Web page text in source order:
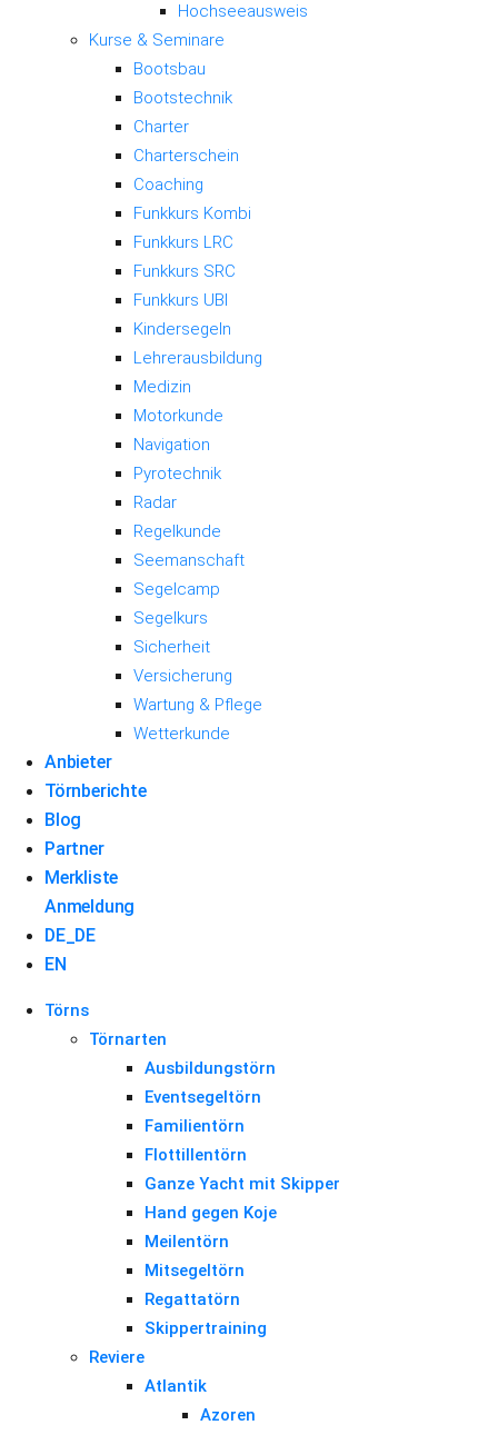
Hochseeausweis
Kurse & Seminare
Bootsbau
Bootstechnik
Charter
Charterschein
Coaching
Funkkurs Kombi
Funkkurs LRC
Funkkurs SRC
Funkkurs UBI
Kindersegeln
Lehrerausbildung
Medizin
Motorkunde
Navigation
Pyrotechnik
Radar
Regelkunde
Seemanschaft
Segelcamp
Segelkurs
Sicherheit
Versicherung
Wartung & Pflege
Wetterkunde
Anbieter
Törnberichte
Blog
Partner
Merkliste
Anmeldung
DE_DE
EN
Törns
Törnarten
Ausbildungstörn
Eventsegeltörn
Familientörn
Flottillentörn
Ganze Yacht mit Skipper
Hand gegen Koje
Meilentörn
Mitsegeltörn
Regattatörn
Skippertraining
Reviere
Atlantik
Azoren